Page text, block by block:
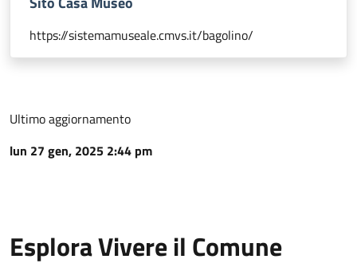
https://sistemamuseale.cmvs.it/bagolino/
Ultimo aggiornamento
lun 27 gen, 2025 2:44 pm
Esplora Vivere il Comune